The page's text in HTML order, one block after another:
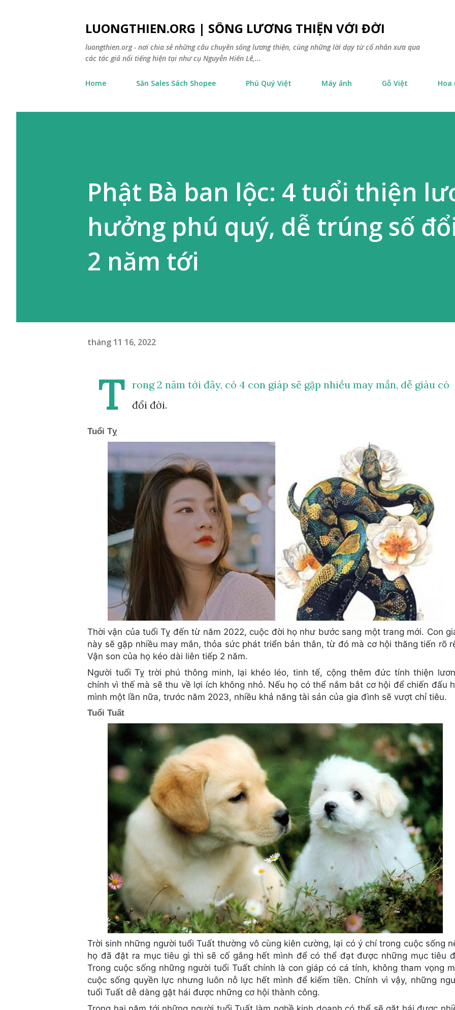
LUONGTHIEN.ORG | SỐNG LƯƠNG THIỆN VỚI ĐỜI
luongthien.org - nơi chia sẻ những câu chuyên sống lương thiện, cùng những lời dạy từ cổ nhân xưa qua
các tác giả nổi tiếng hiện tại như cụ Nguyễn Hiến Lê,...
Home Săn Sales Sách Shopee Phú Quý Việt Máy ảnh Gỗ Việt Hoa
Phật Bà ban lộc: 4 tuổi thiện
hưởng phú quý, dễ trúng số
2 năm tới
tháng 11 16, 2022
T
rong 2 năm tới đây, có 4 con giáp sẽ gặp nhiều may mắn, dễ giàu có
đổi đời.
Tuổi Tỵ
Thời vận của tuổi Tỵ đến từ năm 2022, cuộc đời họ như bước sang một trang mới. Con
này sẽ gặp nhiều may mắn, thỏa sức phát triển bản thân, từ đó mà cơ hội thăng tiến rõ
Vận son của họ kéo dài liên tiếp 2 năm.
Người tuổi Tỵ trời phú thông minh, lại khéo léo, tinh tế, cộng thêm đức tính thiện
chính vì thế mà sẽ thu về lợi ích không nhỏ. Nếu họ có thể nắm bắt cơ hội để chiến đấu
mình một lần nữa, trước năm 2023, nhiều khả năng tài sản của gia đình sẽ vượt chỉ tiêu.
Tuổi Tuất
Trời sinh những người tuổi Tuất thường vô cùng kiên cường, lại có ý chí trong cuộc sống
họ đã đặt ra mục tiêu gì thì sẽ cố gắng hết mình để có thể đạt được những mục tiêu
Trong cuộc sống những người tuổi Tuất chính là con giáp có cá tính, không tham vọng
cuộc sống quyền lực nhưng luôn nỗ lực hết mình để kiếm tiền. Chính vì vậy, những
tuổi Tuất dễ dàng gặt hái được những cơ hội thành công.